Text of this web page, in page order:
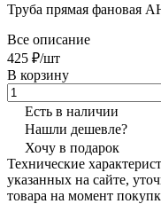
Труба прямая фановая
Все описание
425 ₽/шт
В корзину
Есть в наличии
Нашли дешевле?
Хочу в подарок
Технические
указанных на сайте,
товара на момент